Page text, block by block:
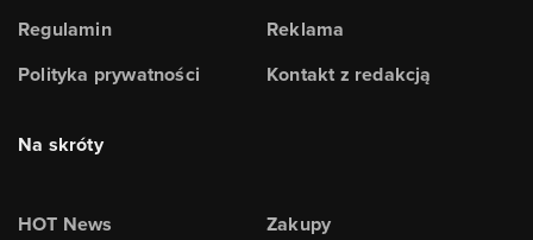
Regulamin
Polityka prywatności
Reklama
Kontakt z redakcją
Na skróty
HOT News Zakupy